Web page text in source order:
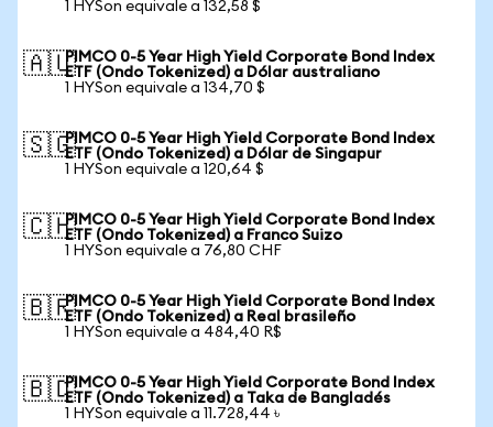
1 HYSon equivale a 132,58 $
🇦🇺PIMCO 0-5 Year High Yield Corporate Bond Index
ETF (Ondo Tokenized) a Dólar australiano
1 HYSon equivale a 134,70 $
🇸🇬PIMCO 0-5 Year High Yield Corporate Bond Index
ETF (Ondo Tokenized) a Dólar de Singapur
1 HYSon equivale a 120,64 $
🇨🇭PIMCO 0-5 Year High Yield Corporate Bond Index
ETF (Ondo Tokenized) a Franco Suizo
1 HYSon equivale a 76,80 CHF
🇧🇷PIMCO 0-5 Year High Yield Corporate Bond Index
ETF (Ondo Tokenized) a Real brasileño
1 HYSon equivale a 484,40 R$
🇧🇩PIMCO 0-5 Year High Yield Corporate Bond Index
ETF (Ondo Tokenized) a Taka de Bangladés
1 HYSon equivale a 11.728,44 ৳